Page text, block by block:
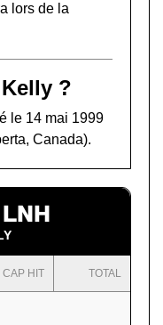
lors de la
?
le 14 mai 1999
Canada).
CAP HIT TOTAL